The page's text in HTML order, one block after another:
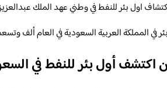
اول بئر للنفط في وطني عهد الملك
في المملكة العربية السعودية في العام ألف
أول بئر للنفط في